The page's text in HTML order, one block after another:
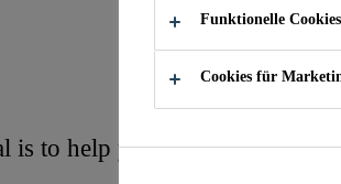
Finding
is to help you achieve your
Funktionelle Cookies
Cookies für